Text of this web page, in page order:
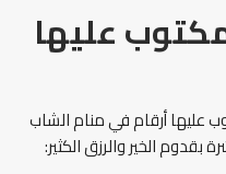
عليها
عليها أرقام في منام الشاب
الخير والرزق الكثير: